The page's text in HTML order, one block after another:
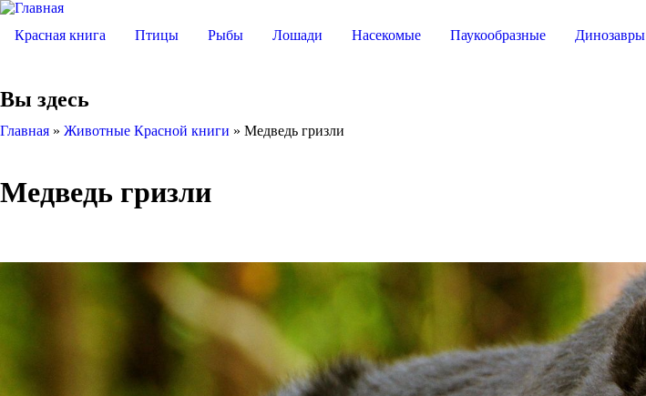
Красная книга Птицы Рыбы Лошади Насекомые Паукообразные Динозавры
Вы здесь
Главная » Животные Красной книги » Медведь гризли
Медведь гризли